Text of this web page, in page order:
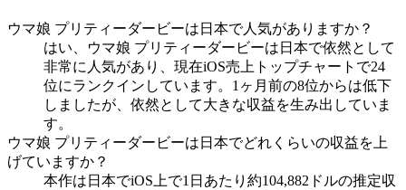
ウマ娘 プリティーダービーは日本で人気がありますか？
はい、ウマ娘 プリティーダービーは日本で依然として
非常に人気があり、現在iOS売上トップチャートで24
位にランクインしています。1ヶ月前の8位からは低下
しましたが、依然として大きな収益を生み出していま
す。
ウマ娘 プリティーダービーは日本でどれくらいの収益を上
げていますか？
本作は日本でiOS上で1日あたり約104,882ドルの推定収